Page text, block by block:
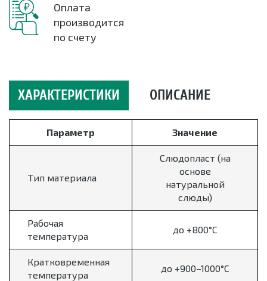
Оплата
производится
по счету
ХАРАКТЕРИСТИКИ ОПИСАНИЕ
Параметр Значение
Тип материала
Слюдопласт (на
основе
натуральной
слюды)
Рабочая
температура
до +800°C
Кратковременная
температура
до +900–1000°C